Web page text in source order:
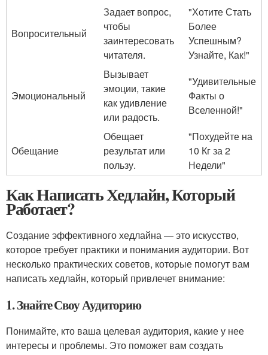
Вопросительный
Задает вопрос,
чтобы
заинтересовать
читателя.
"Хотите Стать
Более
Успешным?
Узнайте, Как!"
Эмоциональный
Вызывает
эмоции, такие
как удивление
или радость.
"Удивительные
Факты о
Вселенной!"
Обещание
Обещает
результат или
пользу.
"Похудейте на
10 Кг за 2
Недели"
Как Написать Хедлайн, Который
Работает?
Создание эффективного хедлайна — это искусство,
которое требует практики и понимания аудитории. Вот
несколько практических советов, которые помогут вам
написать хедлайн, который привлечет внимание:
1. Знайте Своу Аудиторию
Понимайте, кто ваша целевая аудитория, какие у нее
интересы и проблемы. Это поможет вам создать